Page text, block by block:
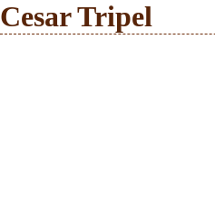
Cesar Tripel